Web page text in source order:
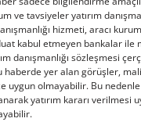
ve tavsiyeler yatırım
hizmeti, aracı
kabul etmeyen bankalar ile
danışmanlığı sözleşmesi
haberde yer alan görüşler,
uygun olmayabilir. Bu
yatırım kararı verilmesi